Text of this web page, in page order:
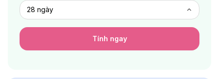
Tính ngay